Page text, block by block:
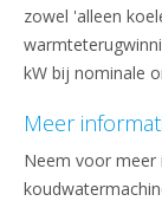
zowel 'alleen
kW bij nominale
Meer
Neem voor meer